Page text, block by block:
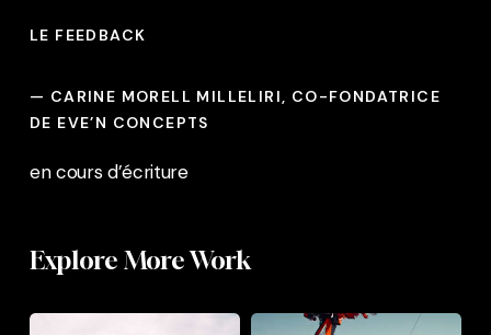
LE FEEDBACK
— CARINE MORELL MILLELIRI, CO-FONDATRICE
DE EVE’N CONCEPTS
en cours d’écriture
Explore More Work